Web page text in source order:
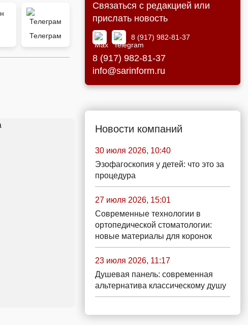
Телеграм
Связаться с редакцией или
прислать новость
8 (917) 982-81-37
8 (917) 982-81-37
info@sarinform.ru
Новости компаний
30 июля 2026, 10:40
Эзофагоскопия у детей: что это за
процедура
27 июля 2026, 15:01
Современные технологии в
ортопедической стоматологии:
новые материалы для коронок
23 июля 2026, 11:17
Душевая панель: современная
альтернатива классическому душу